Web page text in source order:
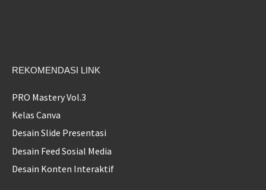
REKOMENDASI LINK
PRO Mastery Vol.3
Kelas Canva
Desain Slide Presentasi
Desain Feed Sosial Media
Desain Konten Interaktif